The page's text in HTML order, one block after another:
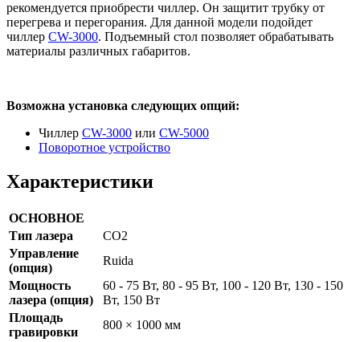
рекомендуется приобрести чиллер. Он защитит трубку от
перегрева и перегорания. Для данной модели подойдет
чиллер CW-3000. Подъемный стол позволяет обрабатывать
материалы различных габаритов.
Возможна установка следующих опций:
Чиллер CW-3000 или CW-5000
Поворотное устройство
Характеристики
ОСНОВНОЕ
Тип лазера
CO2
Управление
(опция)
Ruida
Мощность
лазера (опция)
60 - 75 Вт, 80 - 95 Вт, 100 - 120 Вт, 130 - 150
Вт, 150 Вт
Площадь
гравировки
800 × 1000 мм